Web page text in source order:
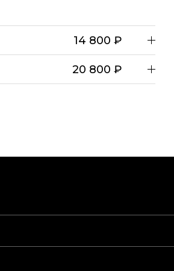
14 800 ₽
20 800 ₽